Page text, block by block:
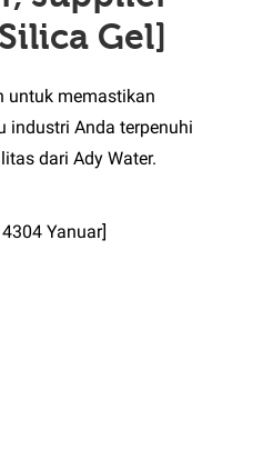
Gel]
untuk memastikan
industri Anda terpenuhi
dari Ady Water.
Yanuar]